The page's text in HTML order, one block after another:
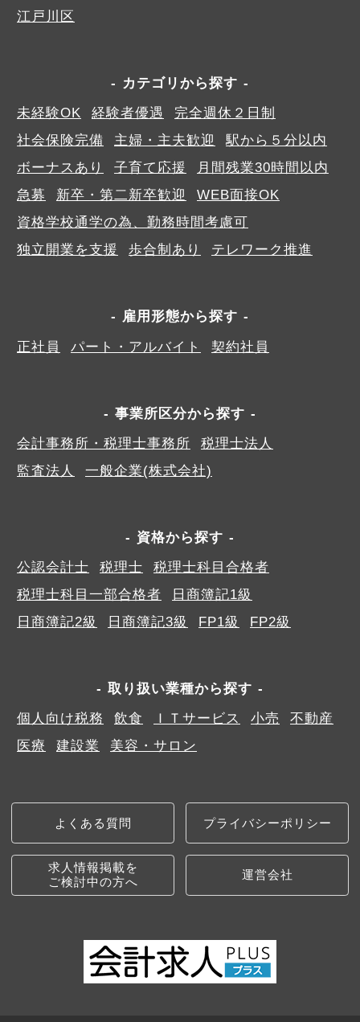
江戸川区
カテゴリから探す
未経験OK
経験者優遇
完全週休２日制
社会保険完備
主婦・主夫歓迎
駅から５分以内
ボーナスあり
子育て応援
月間残業30時間以内
急募
新卒・第二新卒歓迎
WEB面接OK
資格学校通学の為、勤務時間考慮可
独立開業を支援
歩合制あり テレワーク推進
雇用形態から探す
正社員
パート・アルバイト 契約社員
事業所区分から探す
会計事務所・税理士事務所
税理士法人
監査法人
一般企業(株式会社)
資格から探す
公認会計士
税理士
税理士科目合格者
税理士科目一部合格者
日商簿記1級
日商簿記2級
日商簿記3級 FP1級 FP2級
取り扱い業種から探す
個人向け税務
飲食 ＩＴサービス 小売
不動産
医療
建設業 美容・サロン
よくある質問 プライバシーポリシー
求人情報掲載を
ご検討中の方へ
運営会社